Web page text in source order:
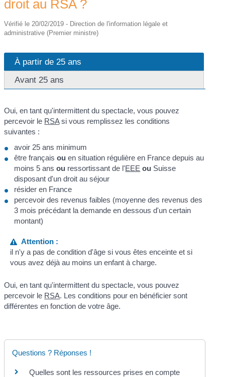
droit au RSA ?
Vérifié le 20/02/2019 - Direction de l'information légale et
administrative (Premier ministre)
À partir de 25 ans
Avant 25 ans
Oui, en tant qu'intermittent du spectacle, vous pouvez
percevoir le RSAsi vous remplissez les conditions
suivantes :
avoir 25 ans minimum
être françaisou en situation régulière en France depuis au
moins 5 ansou ressortissant de l'EEE ou Suisse
disposant d'un droit au séjour
résider en France
percevoir des revenus faibles (moyenne des revenus des
3 mois précédant la demande en dessous d'un certain
montant)
Attention :
il n'y a pas de condition d'âge si vous êtes enceinte et si
vous avez déjà au moins un enfant à charge.
Oui, en tant qu'intermittent du spectacle, vous pouvez
percevoir le RSA. Les conditions pour en bénéficier sont
différentes en fonction de votre âge.
Questions ? Réponses !
Quelles sont les ressources prises en compte